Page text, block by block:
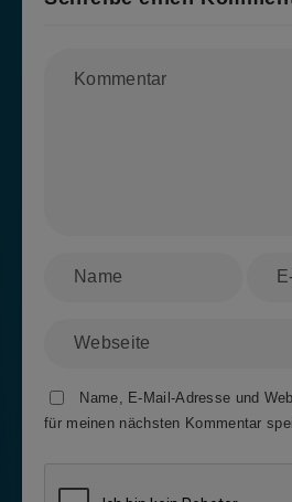
Name, E-Mail-Adresse und
für meinen nächsten Kommentar